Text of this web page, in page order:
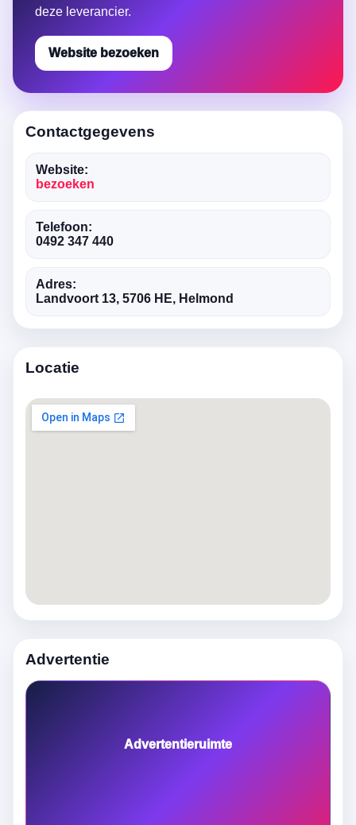
deze leverancier.
Website bezoeken
Contactgegevens
Website:
bezoeken
Telefoon:
0492 347 440
Adres:
Landvoort 13, 5706 HE, Helmond
Locatie
Advertentie
Advertentieruimte